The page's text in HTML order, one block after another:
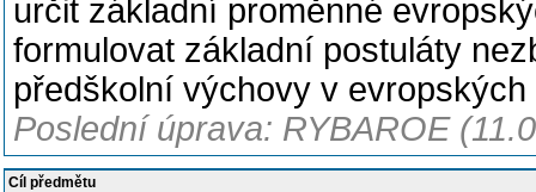
určit základní proměnné
formulovat základní postuláty
předškolní výchovy v
Poslední úprava: RYBAROE
Cíl předmětu